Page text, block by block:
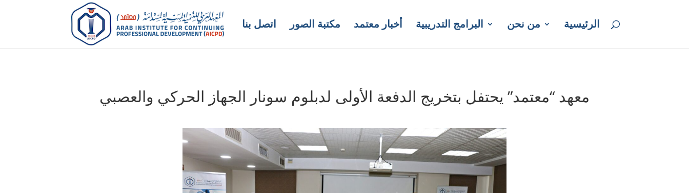
اتصل بنا مكتبة الصور أخبار معتمد البرامج التدريبية من نحن الرئيسية
معهد “معتمد” يحتفل بتخريج الدفعة الأولى لدبلوم سونار الجهاز الحركي والعصبي